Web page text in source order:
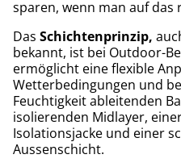
sparen, wenn man auf
Das Schichtenprinzip,
bekannt, ist bei Outdoor-
ermöglicht eine flexible
Wetterbedingungen und
Feuchtigkeit ableitenden
isolierenden Midlayer,
Isolationsjacke und einer
Aussenschicht.